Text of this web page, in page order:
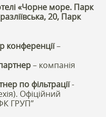
«Чорне море. Парк
20, Парк
конференції–
р– компанія
по фільтрації-
Офіційний
ГРУП”